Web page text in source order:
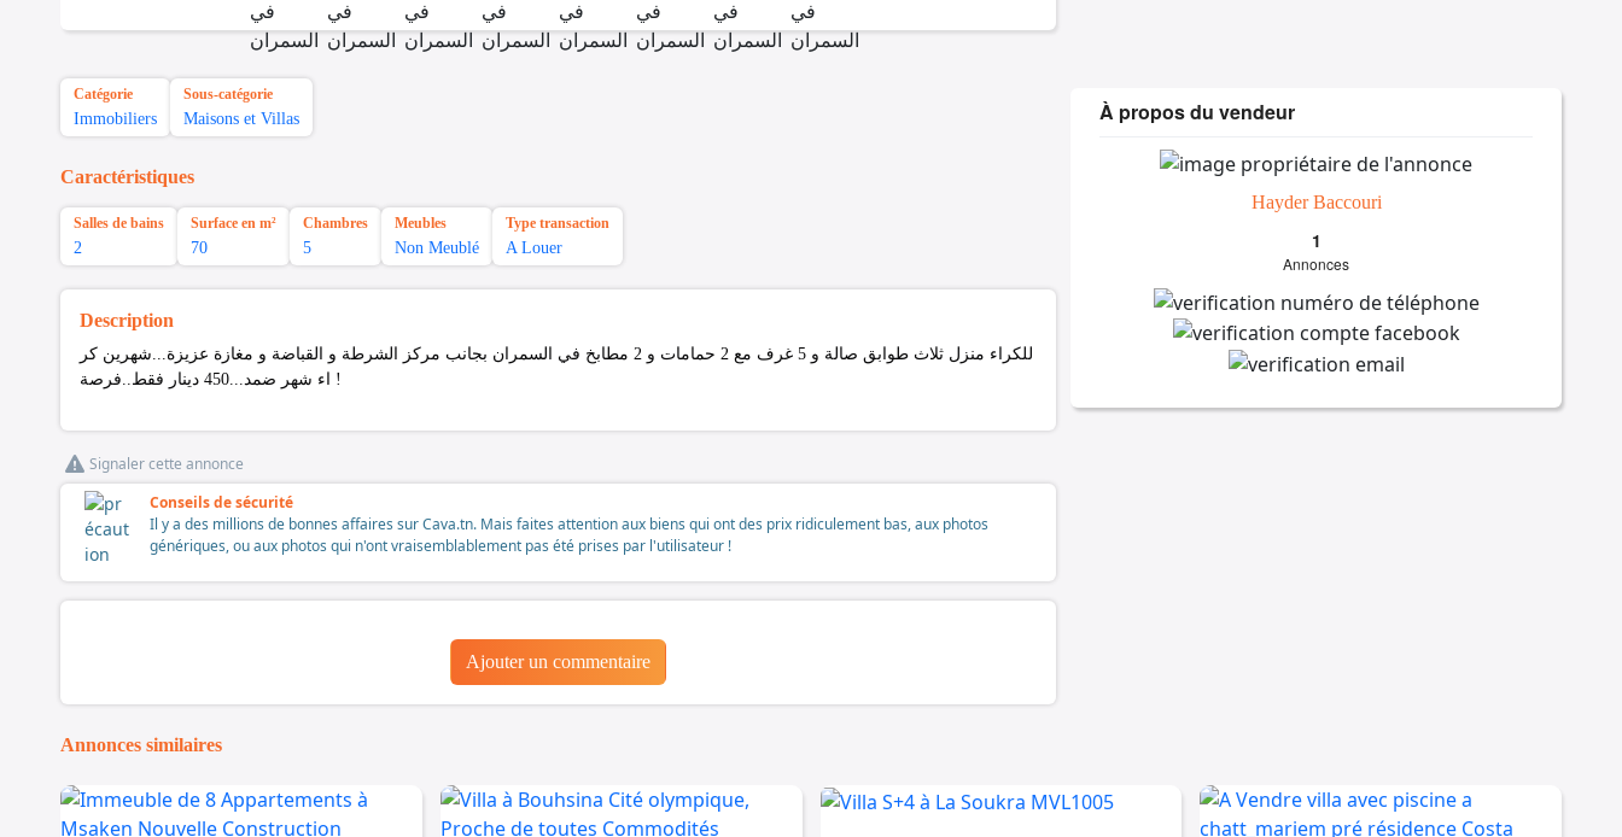
Catégorie
Immobiliers
Sous-catégorie
Maisons et Villas
Caractéristiques
Salles de bains
2
Surface en m²
70
Chambres
5
Meubles
Non Meublé
Type transaction
A Louer
Description
للكراء منزل ثلاث طوابق صالة و 5 غرف مع 2 حمامات و 2 مطابخ في السمران بجانب مركز الشرطة و القباضة و مغازة عزيزة...شهرين كر
اء شهر ضمد...450 دينار فقط..فرصة !
Signaler cette annonce
Conseils de sécurité
Il y a des millions de bonnes affaires sur Cava.tn. Mais faites attention aux biens qui ont des prix ridiculement bas, aux photos
génériques, ou aux photos qui n'ont vraisemblablement pas été prises par l'utilisateur !
Ajouter un commentaire
À propos du vendeur
Hayder Baccouri
1
Annonces
Annonces similaires